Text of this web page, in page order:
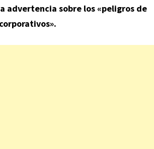
advertencia sobre los «peligros de